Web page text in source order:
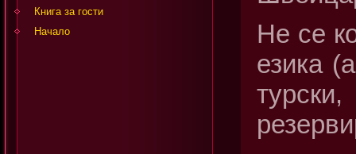
Книга за гости
Начало
Не се
езика